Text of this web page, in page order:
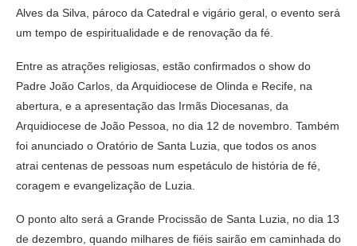
Alves da Silva, pároco da Catedral e vigário geral, o evento será
um tempo de espiritualidade e de renovação da fé.
Entre as atrações religiosas, estão confirmados o show do
Padre João Carlos, da Arquidiocese de Olinda e Recife, na
abertura, e a apresentação das Irmãs Diocesanas, da
Arquidiocese de João Pessoa, no dia 12 de novembro. Também
foi anunciado o Oratório de Santa Luzia, que todos os anos
atrai centenas de pessoas num espetáculo de história de fé,
coragem e evangelização de Luzia.
O ponto alto será a Grande Procissão de Santa Luzia, no dia 13
de dezembro, quando milhares de fiéis sairão em caminhada do